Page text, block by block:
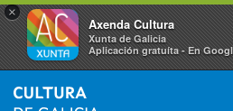
×
Axenda Cultura
Xunta de Galicia
Aplicación gratuíta - En